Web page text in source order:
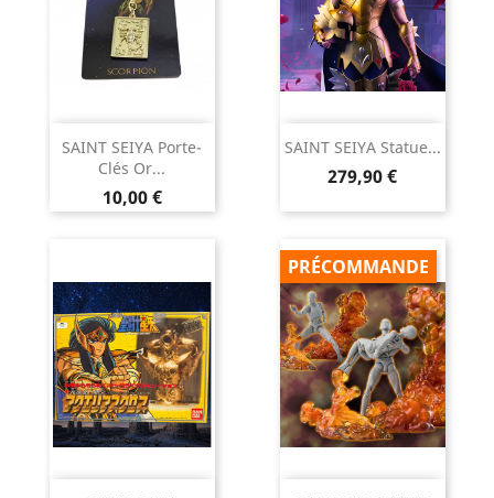
SAINT SEIYA Porte-
Clés Or...
Prix
10,00 €
SAINT SEIYA Statue...
Prix
279,90 €
PRÉCOMMANDE